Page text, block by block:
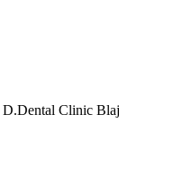
Clinic Blaj